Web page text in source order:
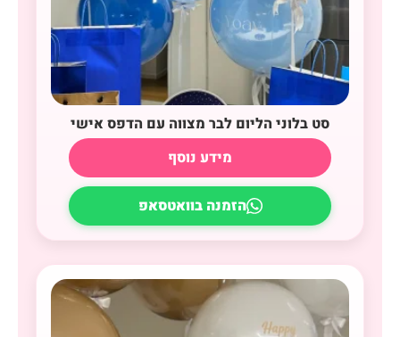
סט בלוני הליום לבר מצווה עם הדפס אישי
מידע נוסף
הזמנה בוואטסאפ